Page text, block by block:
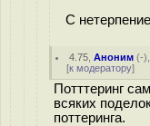
С
4.75 ,Аноним (-
[к модератору]
Потттеринг
всяких
поттеринга.